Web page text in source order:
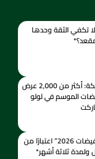
تكفي الثقة وحدها
عاصفة الأسعار تجتاح المملكة: أكثر من 2,000 عرض
الموسم في لولو
التجارة” إطلاق موسم “تخفيضات 2026” اعتبارًا من
ثلاثة أشهر*